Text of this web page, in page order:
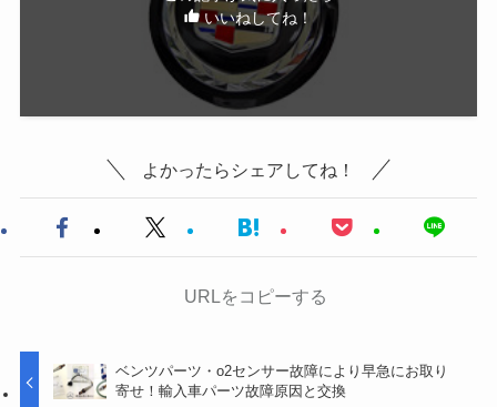
いいねしてね！
よかったらシェアしてね！
URLをコピーする
ベンツパーツ・o2センサー故障により早急にお取り
寄せ！輸入車パーツ故障原因と交換